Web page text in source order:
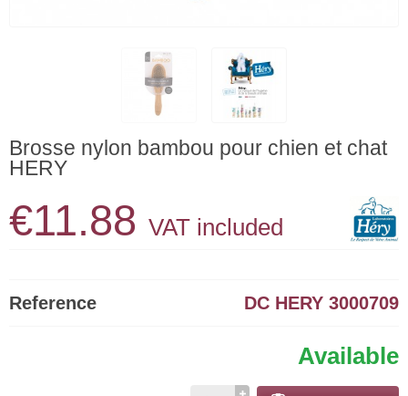
Brosse nylon bambou pour chien et chat
HERY
€11.88 VAT included
Reference DC HERY 3000709
Available